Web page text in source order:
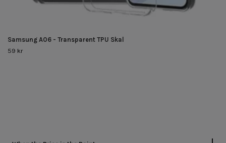
Samsung A06 - Transparent TPU Skal
59 kr